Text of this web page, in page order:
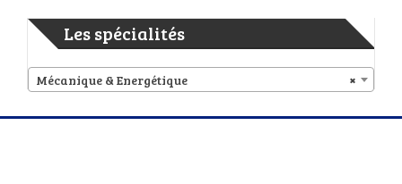
Les spécialités
×
Mécanique & Energétique